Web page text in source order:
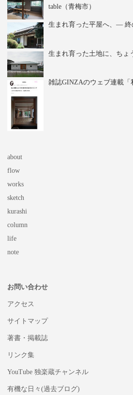
table（青梅市）
生まれ育った平屋へ、― 終
生まれ育った土地に、ちょ
雑誌GINZAのウェブ連載「
about
flow
works
sketch
kurashi
column
life
note
お問い合わせ
アクセス
サイトマップ
著書・掲載誌
リンク集
YouTube 独楽蔵チャンネル
有機な日々(過去ブログ)